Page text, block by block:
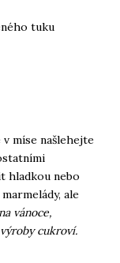
tuku
v míse našlehejte
hladkou nebo
ale
vánoce,
cukroví.